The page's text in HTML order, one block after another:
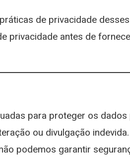
de privacidade
privacidade antes de
para proteger os dados
ou divulgação indevida.
podemos garantir